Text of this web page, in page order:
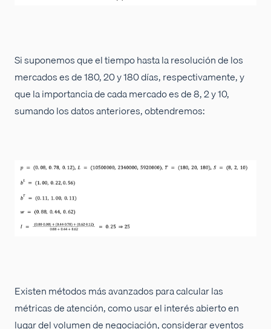
Si suponemos que el tiempo hasta la resolución de los
mercados es de 180, 20 y 180 días, respectivamente, y
que la importancia de cada mercado es de 8, 2 y 10,
sumando los datos anteriores, obtendremos:
Existen métodos más avanzados para calcular las
métricas de atención, como usar el interés abierto en
lugar del volumen de negociación, considerar eventos